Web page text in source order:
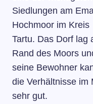
Siedlungen am
Hochmoor im Kreis
Tartu. Das Dorf lag
Rand des Moors
seine Bewohner
die Verhältnisse im
sehr gut.